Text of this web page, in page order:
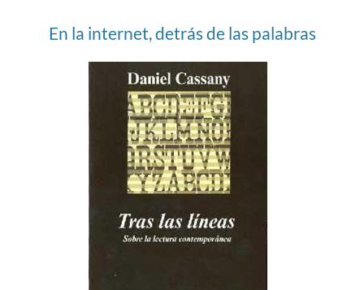
En la internet, detrás de las palabras